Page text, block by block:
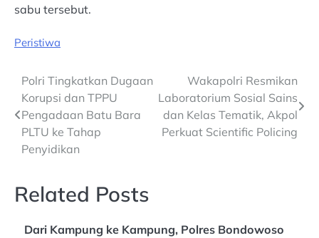
sabu tersebut.
Peristiwa
Post
navigation
Polri Tingkatkan Dugaan
Korupsi dan TPPU
Pengadaan Batu Bara
PLTU ke Tahap
Penyidikan
Wakapolri Resmikan
Laboratorium Sosial Sains
dan Kelas Tematik, Akpol
Perkuat Scientific Policing
Related Posts
Dari Kampung ke Kampung, Polres Bondowoso